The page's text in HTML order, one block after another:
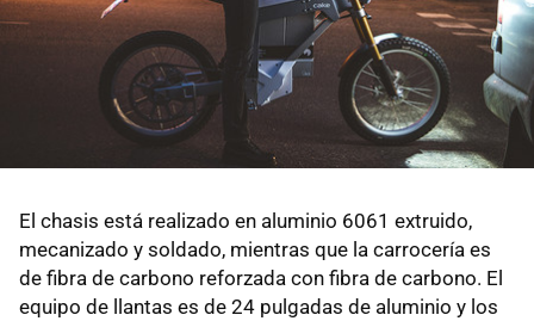
El chasis está realizado en aluminio 6061 extruido,
mecanizado y soldado, mientras que la carrocería es
de fibra de carbono reforzada con fibra de carbono. El
equipo de llantas es de 24 pulgadas de aluminio y los